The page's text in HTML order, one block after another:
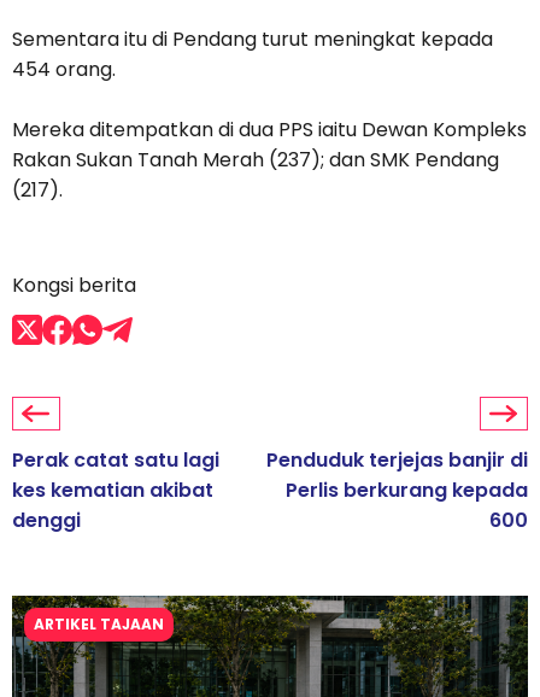
Sementara itu di Pendang turut meningkat kepada
454 orang.
Mereka ditempatkan di dua PPS iaitu Dewan Kompleks
Rakan Sukan Tanah Merah (237); dan SMK Pendang
(217).
Kongsi berita
Perak catat satu lagi
kes kematian akibat
denggi
Penduduk terjejas banjir di
Perlis berkurang kepada
600
ARTIKEL TAJAAN